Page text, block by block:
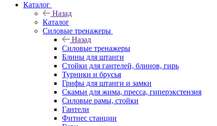
Каталог
Назад
Каталог
Силовые тренажеры
Назад
Силовые тренажеры
Блины для штанги
Стойки для гантелей, блинов, гирь
Турники и брусья
Грифы для штанги и замки
Скамьи для жима, пресса, гиперэкстензия
Силовые рамы, стойки
Гантели
Фитнес станции